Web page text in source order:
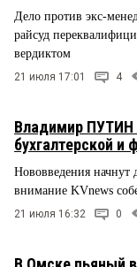
Дело против экс-
райсуд
вердиктом
21 июля 17:01 4
Владимир ПУТИН
бухгалтерской и
Нововведения начнут
внимание KVnews
21 июля 16:32 0